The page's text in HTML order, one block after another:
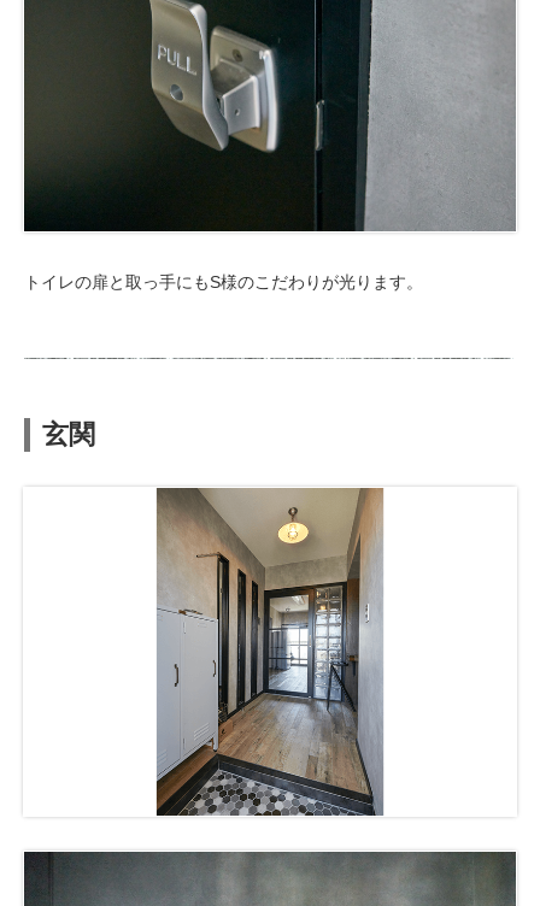
トイレの扉と取っ手にもS様のこだわりが光ります。
玄関